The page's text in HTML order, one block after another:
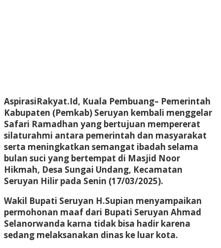
AspirasiRakyat.Id, Kuala Pembuang– Pemerintah
Kabupaten (Pemkab) Seruyan kembali menggelar
Safari Ramadhan yang bertujuan mempererat
silaturahmi antara pemerintah dan masyarakat
serta meningkatkan semangat ibadah selama
bulan suci yang bertempat di Masjid Noor
Hikmah, Desa Sungai Undang, Kecamatan
Seruyan Hilir pada Senin (17/03/2025).
Wakil Bupati Seruyan H.Supian menyampaikan
permohonan maaf dari Bupati Seruyan Ahmad
Selanorwanda karna tidak bisa hadir karena
sedang melaksanakan dinas ke luar kota.